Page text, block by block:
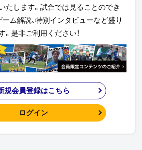
たします。試合では見ることのでき
ーム解説、特別インタビューなど盛り
是非ご利用ください！
規会員登録はこちら
ログイン